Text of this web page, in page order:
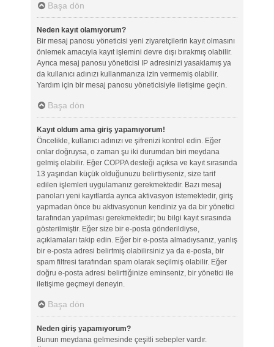
Başa dön
Neden kayıt olamıyorum?
Bir mesaj panosu yöneticisi yeni ziyaretçilerin kayıt olmasını
önlemek amacıyla kayıt işlemini devre dışı bırakmış olabilir.
Ayrıca mesaj panosu yöneticisi IP adresinizi yasaklamış ya
da kullanıcı adınızı kullanmanıza izin vermemiş olabilir.
Yardım için bir mesaj panosu yöneticisiyle iletişime geçin.
Başa dön
Kayıt oldum ama giriş yapamıyorum!
Öncelikle, kullanıcı adınızı ve şifrenizi kontrol edin. Eğer
onlar doğruysa, o zaman şu iki durumdan biri meydana
gelmiş olabilir. Eğer COPPA desteği açıksa ve kayıt sırasında
13 yaşından küçük olduğunuzu belirttiyseniz, size tarif
edilen işlemleri uygulamanız gerekmektedir. Bazı mesaj
panoları yeni kayıtlarda ayrıca aktivasyon istemektedir, giriş
yapmadan önce bu aktivasyonun kendiniz ya da bir yönetici
tarafından yapılması gerekmektedir; bu bilgi kayıt sırasında
gösterilmiştir. Eğer size bir e-posta gönderildiyse,
açıklamaları takip edin. Eğer bir e-posta almadıysanız, yanlış
bir e-posta adresi belirtmiş olabilirsiniz ya da e-posta, bir
spam filtresi tarafından spam olarak seçilmiş olabilir. Eğer
doğru e-posta adresi belirttiğinize eminseniz, bir yönetici ile
iletişime geçmeyi deneyin.
Başa dön
Neden giriş yapamıyorum?
Bunun meydana gelmesinde çeşitli sebepler vardır.